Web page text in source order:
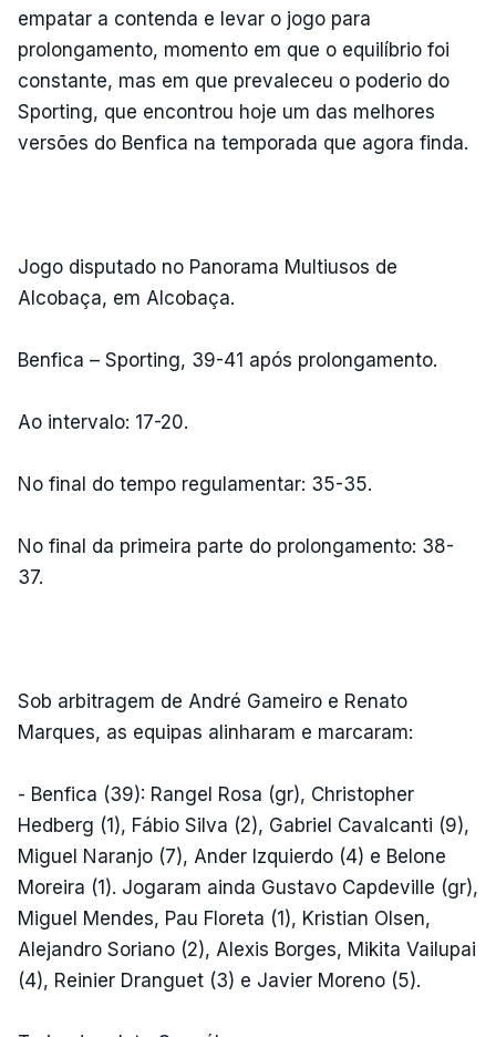
empatar a contenda e levar o jogo para
prolongamento, momento em que o equilíbrio foi
constante, mas em que prevaleceu o poderio do
Sporting, que encontrou hoje um das melhores
versões do Benfica na temporada que agora finda.
Jogo disputado no Panorama Multiusos de
Alcobaça, em Alcobaça.
Benfica – Sporting, 39-41 após prolongamento.
Ao intervalo: 17-20.
No final do tempo regulamentar: 35-35.
No final da primeira parte do prolongamento: 38-
37.
Sob arbitragem de André Gameiro e Renato
Marques, as equipas alinharam e marcaram:
- Benfica (39): Rangel Rosa (gr), Christopher
Hedberg (1), Fábio Silva (2), Gabriel Cavalcanti (9),
Miguel Naranjo (7), Ander Izquierdo (4) e Belone
Moreira (1). Jogaram ainda Gustavo Capdeville (gr),
Miguel Mendes, Pau Floreta (1), Kristian Olsen,
Alejandro Soriano (2), Alexis Borges, Mikita Vailupai
(4), Reinier Dranguet (3) e Javier Moreno (5).